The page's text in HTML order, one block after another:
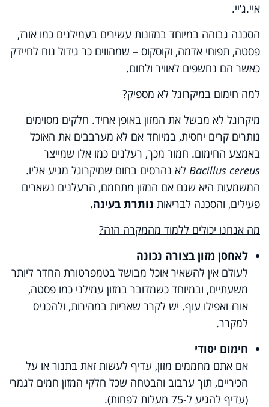
איי.ג’יי.
הסכנה גבוהה במיוחד במזונות עשירים בעמילנים כמו אורז,
פסטה, תפוחי אדמה, וקוסקוס – שמהווים כר גידול נוח לחיידק
כאשר הם נחשפים לאוויר ולחום.
למה חימום במיקרוגל לא מספיק?
מיקרוגל לא מבשל את המזון באופן אחיד. חלקים מסוימים
נותרים קרים יחסית, במיוחד אם לא מערבבים את האוכל
באמצע החימום. חמור מכך, רעלנים כמו אלו שמייצר
Bacillus cereus לא נהרסים בחום שמיקרוגל מגיע אליו.
המשמעות היא שגם אם המזון מתחמם, הרעלנים נשארים
פעילים, והסכנה לבריאות נותרת בעינה.
מה אנחנו יכולים ללמוד מהמקרה הזה?
לאחסן מזון בצורה נכונה
לעולם אין להשאיר אוכל מבושל בטמפרטורת החדר ליותר
משעתיים, ובמיוחד כשמדובר במזון עמילני כמו פסטה,
אורז ואפילו עוף. יש לקרר שאריות במהירות, ולהכניס
למקרר.
חימום יסודי
אם אתם מחממים מזון, עדיף לעשות זאת בתנור או על
הכיריים, תוך ערבוב והבטחה שכל חלקי המזון חמים לגמרי
(עדיף להגיע ל-75 מעלות לפחות).